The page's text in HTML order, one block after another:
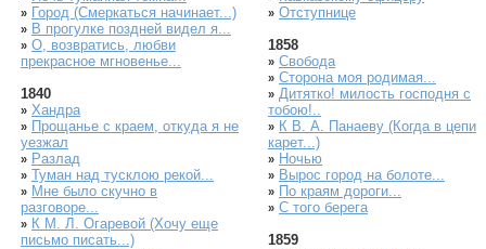
» Город (Смеркаться начинает...)
» В прогулке поздней видел я...
» О, возвратись, любви
прекрасное мгновенье...
1840
» Хандра
» Прощанье с краем, откуда я не
уезжал
» Разлад
» Туман над тусклою рекой...
» Мне было скучно в
разговоре...
» К М. Л. Огаревой (Хочу еще
письмо писать...)
» Отступнице
1858
» Свобода
» Сторона моя родимая...
» Дитятко! милость господня с
тобою!..
» К В. А. Панаеву (Когда в цепи
карет...)
» Ночью
» Вырос город на болоте...
» По краям дороги...
» С того берега
1859